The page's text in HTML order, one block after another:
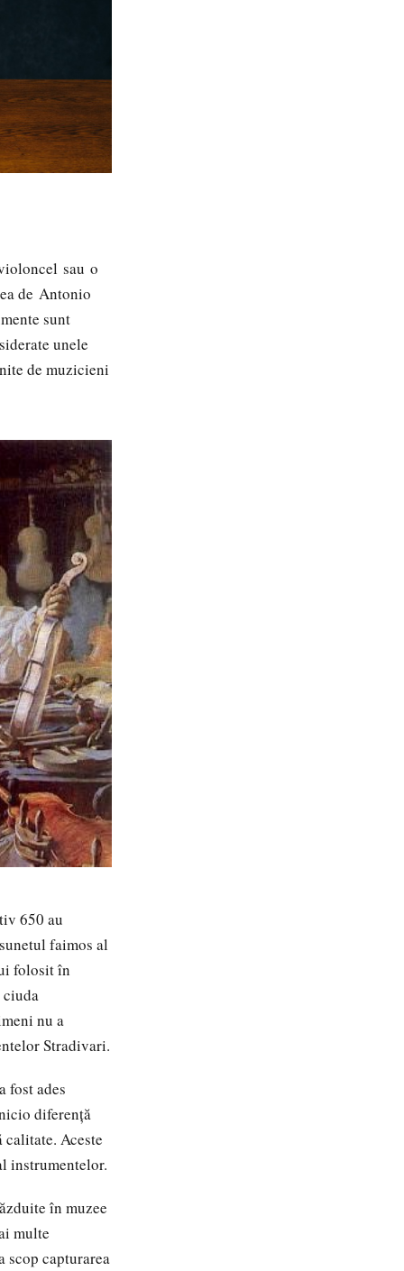
sau o
de Antonio
sunt
unele
de muzicieni
650 au
faimos al
folosit în
nu a
Stradivari.
fost ades
diferență
Aceste
instrumentelor.
în muzee
multe
scop capturarea